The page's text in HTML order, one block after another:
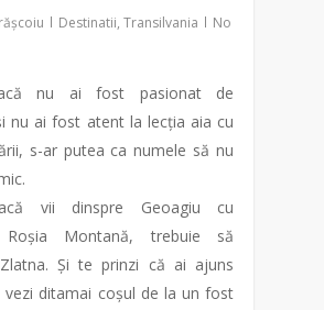
Destinatii, Transilvania
No
nu ai fost pasionat de
nu ai fost atent la lecția aia cu
s-ar putea ca numele să nu
vii dinspre Geoagiu cu
Roșia Montană, trebuie să
Și te prinzi că ai ajuns
vezi ditamai coșul de la un fost